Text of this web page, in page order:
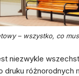
– wszystko, co
niezwykle
różnorodnych